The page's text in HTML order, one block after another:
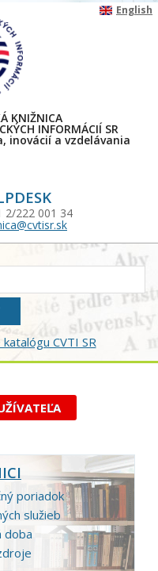
English
KNIŽNICA
INFORMÁCIÍ SR
inovácií a vzdelávania
2/222 001 34
CVTI SR
poriadok
služieb
doba